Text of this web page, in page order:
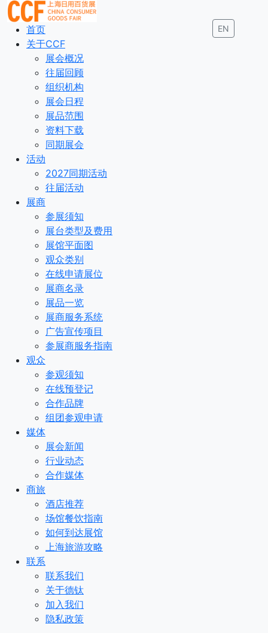
EN
首页
关于CCF
展会概况
往届回顾
组织机构
展会日程
展品范围
资料下载
同期展会
活动
2027同期活动
往届活动
展商
参展须知
展台类型及费用
展馆平面图
观众类别
在线申请展位
展商名录
展品一览
展商服务系统
广告宣传项目
参展商服务指南
观众
参观须知
在线预登记
合作品牌
组团参观申请
媒体
展会新闻
行业动态
合作媒体
商旅
酒店推荐
场馆餐饮指南
如何到达展馆
上海旅游攻略
联系
联系我们
关于德钛
加入我们
隐私政策